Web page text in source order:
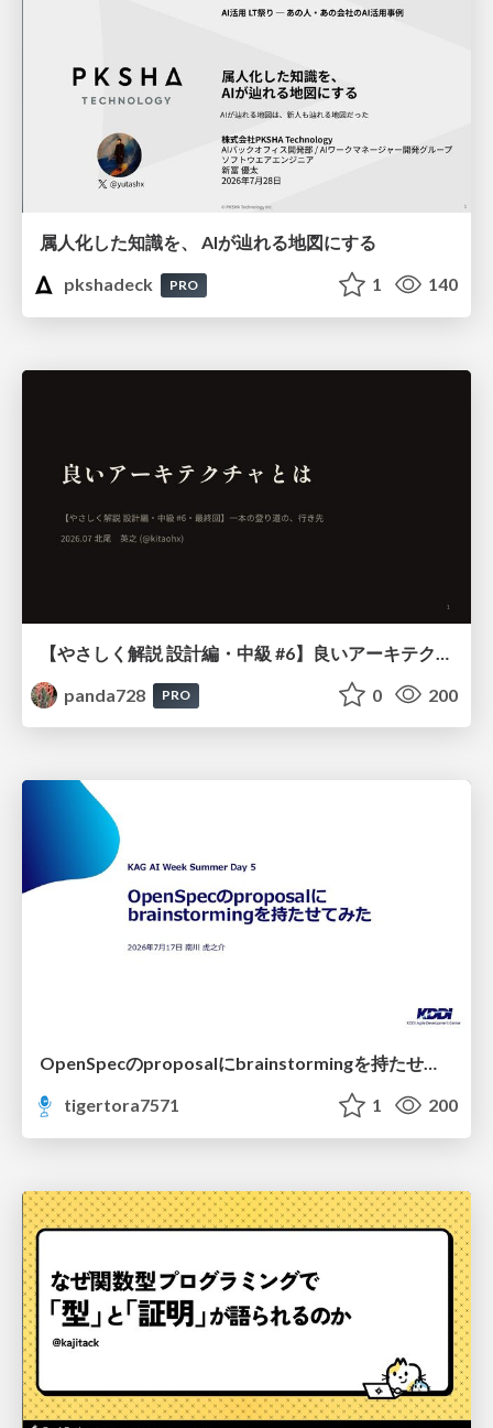
属人化した知識を、 AIが辿れる地図にする
pkshadeck
PRO 1 140
panda728
PRO 0 200
OpenSpecのproposalにbrainstormingを持たせてみた
tigertora7571
1 200